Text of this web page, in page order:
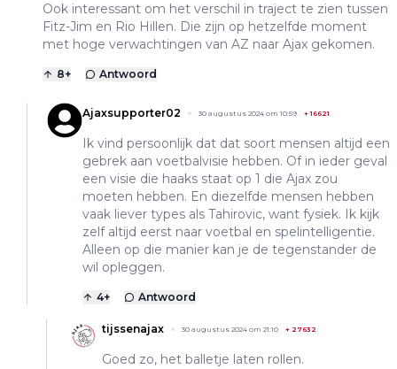
Ook interessant om het verschil in traject te zien tussen
Fitz-Jim en Rio Hillen. Die zijn op hetzelfde moment
met hoge verwachtingen van AZ naar Ajax gekomen.
8+ Antwoord
Ajaxsupporter02 30 augustus 2024 om 10:59 +16621
Ik vind persoonlijk dat dat soort mensen altijd een
gebrek aan voetbalvisie hebben. Of in ieder geval
een visie die haaks staat op 1 die Ajax zou
moeten hebben. En diezelfde mensen hebben
vaak liever types als Tahirovic, want fysiek. Ik kijk
zelf altijd eerst naar voetbal en spelintelligentie.
Alleen op die manier kan je de tegenstander de
wil opleggen.
4+ Antwoord
tijssenajax 30 augustus 2024 om 21:10 + 27632
Goed zo, het balletje laten rollen.